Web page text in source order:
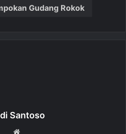
Gudang Rokok
Santoso